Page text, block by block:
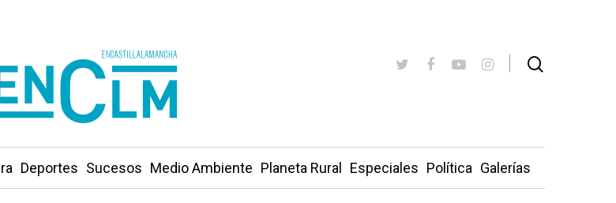
Deportes Sucesos Medio Ambiente Planeta Rural Especiales Política Galerías